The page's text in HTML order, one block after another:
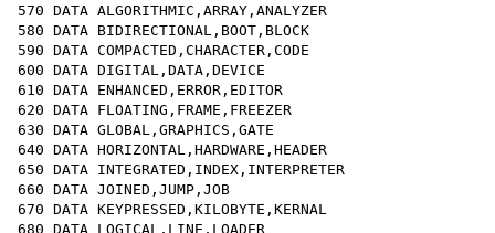
570 DATA ALGORITHMIC,ARRAY,ANALYZER
580 DATA BIDIRECTIONAL,BOOT,BLOCK
590 DATA COMPACTED,CHARACTER,CODE
600 DATA DIGITAL,DATA,DEVICE
610 DATA ENHANCED,ERROR,EDITOR
620 DATA FLOATING,FRAME,FREEZER
630 DATA GLOBAL,GRAPHICS,GATE
640 DATA HORIZONTAL,HARDWARE,HEADER
650 DATA INTEGRATED,INDEX,INTERPRETER
660 DATA JOINED,JUMP,JOB
670 DATA KEYPRESSED,KILOBYTE,KERNAL
680 DATA LOGICAL,LINE,LOADER